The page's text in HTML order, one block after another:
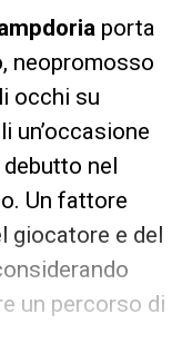
porta
neopromosso
occhi su
un’occasione
nel
Un fattore
giocatore e del
un percorso di